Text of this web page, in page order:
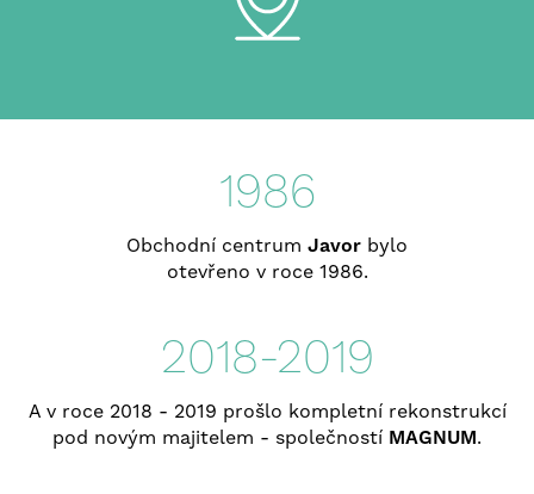
1986
Obchodní centrum Javor bylo
otevřeno v roce 1986.
2018-2019
A v roce 2018 - 2019 prošlo kompletní rekonstrukcí
pod novým majitelem - společností MAGNUM.